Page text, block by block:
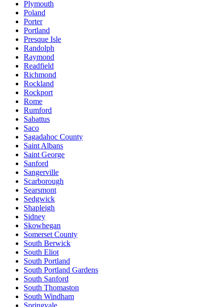
Plymouth
Poland
Porter
Portland
Presque Isle
Randolph
Raymond
Readfield
Richmond
Rockland
Rockport
Rome
Rumford
Sabattus
Saco
Sagadahoc County
Saint Albans
Saint George
Sanford
Sangerville
Scarborough
Searsmont
Sedgwick
Shapleigh
Sidney
Skowhegan
Somerset County
South Berwick
South Eliot
South Portland
South Portland Gardens
South Sanford
South Thomaston
South Windham
Springvale